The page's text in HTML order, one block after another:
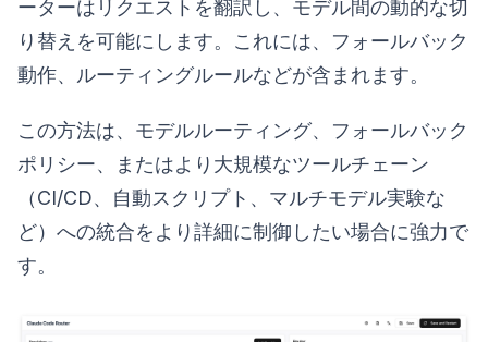
ーターはリクエストを翻訳し、モデル間の動的な切
り替えを可能にします。これには、フォールバック
動作、ルーティングルールなどが含まれます。
この方法は、モデルルーティング、フォールバック
ポリシー、またはより大規模なツールチェーン
（CI/CD、自動スクリプト、マルチモデル実験な
ど）への統合をより詳細に制御したい場合に強力で
す。